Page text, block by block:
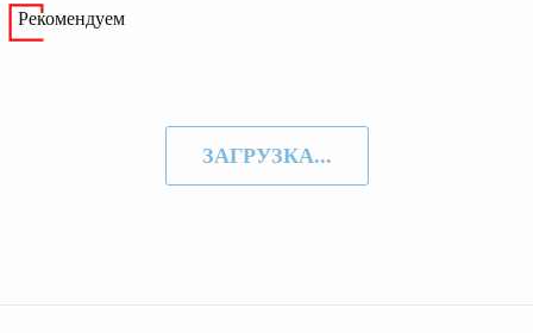
Рекомендуем
ЗАГРУЗКА...